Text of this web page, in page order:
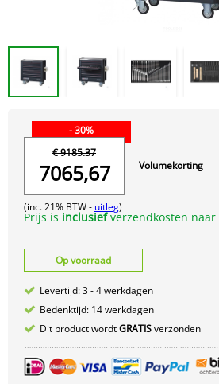
- 30%
€ 9185.37
7065,67
(inc. 21% BTW - uitleg)
Volumekorting
Prijs is inclusiefverzendkosten naar
Op voorraad
Levertijd: 3 - 4 werkdagen
Bedenktijd: 14 werkdagen
Dit product wordtGRATISverzonden